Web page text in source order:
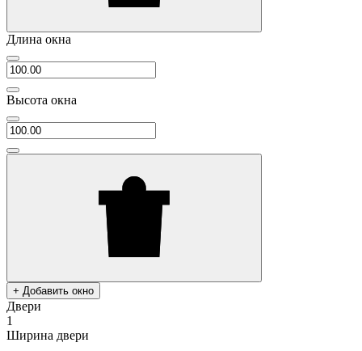
Длина окна
Высота окна
+ Добавить окно
Двери
1
Ширина двери